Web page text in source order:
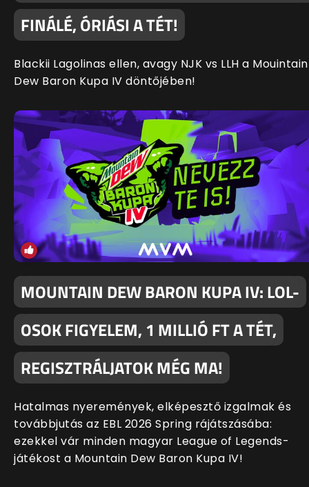
FINÁLÉ, ÓRIÁSI A TÉT!
Blackii Lagolinas ellen, avagy NJK vs LLH a Mouintain
Dew Baron Kupa IV döntőjében!
MOUNTAIN DEW BARON KUPA IV: LOL-
OSOK FIGYELEM, 1 MILLIÓ FT A TÉT,
REGISZTRÁLJATOK MÉG MA!
Hatalmas nyeremények, elképesztő izgalmak és
továbbjutás az EBL 2026 Spring rájátszásába:
ezekkel vár minden magyar League of Legends-
játékost a Mountain Dew Baron Kupa IV!